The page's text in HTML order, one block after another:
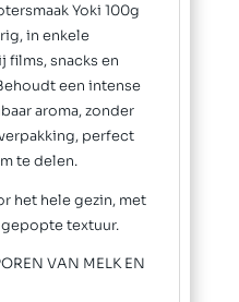
Yoki 100g
in enkele
films, snacks en
een intense
aroma, zonder
perfect
te delen.
het hele gezin, met
textuur.
VAN MELK EN